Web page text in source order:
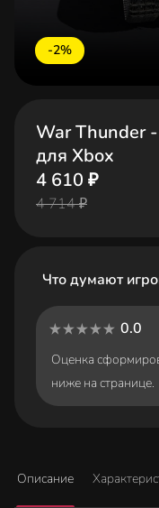
-2%
War Thunder
для Xbox
4 610 ₽
4 714 ₽
Что думают
0.0
Оценка
ниже на странице.
Описание